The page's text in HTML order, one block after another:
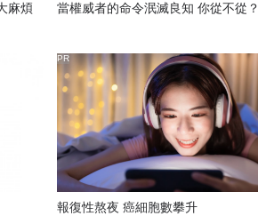
麻煩 當權威者的命令泯滅良知 你從不從？
報復性熬夜 癌細胞數攀升
PR